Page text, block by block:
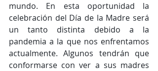
mundo. En esta oportunidad la
celebración del Día de la Madre será
un tanto distinta debido a la
pandemia a la que nos enfrentamos
actualmente. Algunos tendrán que
conformarse con ver a sus madres